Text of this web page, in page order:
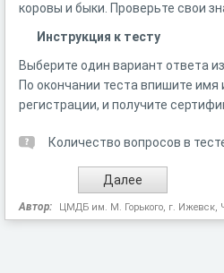
коровы и быки. Проверьте свои
Инструкция к тесту
Выберите один вариант ответа
По окончании теста впишите
регистрации, и получите
Количество вопросов в
Автор: ЦМДБ им. М. Горького, г. Ижевск,